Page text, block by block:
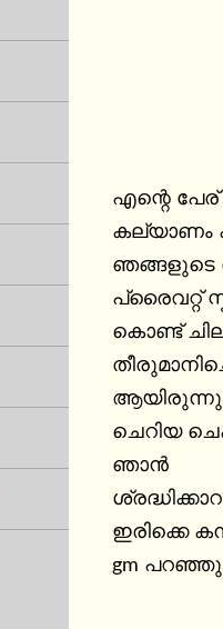
എന്റെ
കല്യാണം
ഞങ്ങളുടെ
പ്രൈവറ്റ്
കൊണ്ട്
ആയിരുന്നു.
ചെറിയ
ഞാൻ
ഇരിക്കെ
gm